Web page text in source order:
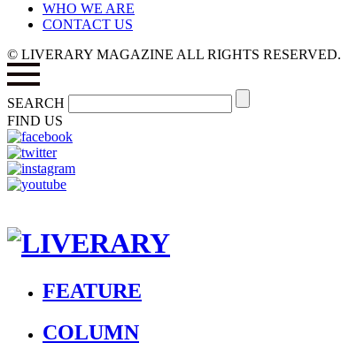
WHO WE ARE
CONTACT US
© LIVERARY MAGAZINE ALL RIGHTS RESERVED.
SEARCH
FIND US
FEATURE
COLUMN